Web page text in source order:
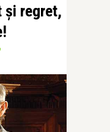
și regret,